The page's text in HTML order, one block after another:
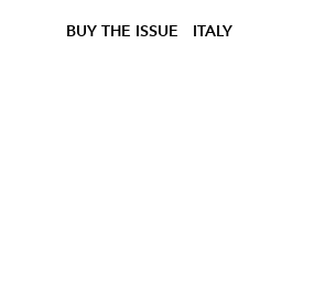
BUY THE ISSUE ITALY